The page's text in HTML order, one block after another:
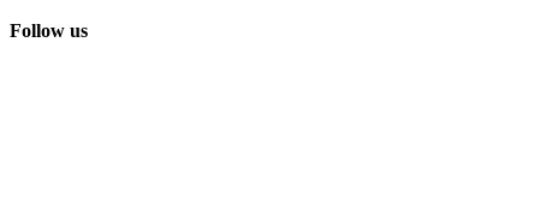
Follow us